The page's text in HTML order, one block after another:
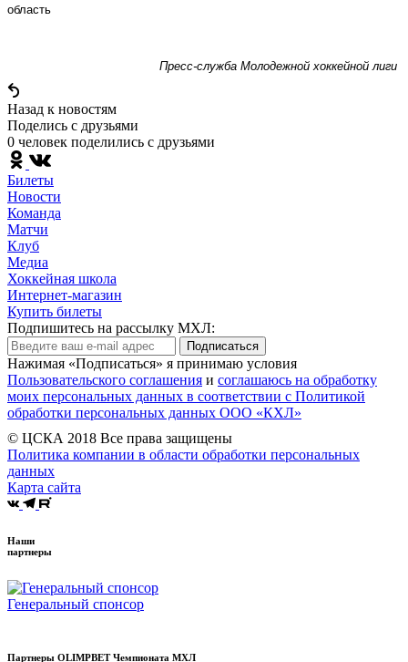
область
Пресс-служба Молодежной хоккейной лиги
Назад к новостям
Поделись c друзьями
0 человек поделились c друзьями
Билеты
Новости
Команда
Матчи
Клуб
Медиа
Хоккейная школа
Интернет-магазин
Купить билеты
Подпишитесь на рассылку МХЛ:
Подписаться
Нажимая «Подписаться» я принимаю условия
Пользовательского соглашения и соглашаюсь на обработку
моих персональных данных в соответствии с Политикой
обработки персональных данных ООО «КХЛ»
© ЦСКА 2018 Все права защищены
Политика компании в области обработки персональных
данных
Карта сайта
Наши
партнеры
Генеральный спонсор
Партнеры OLIMPBET Чемпионата МХЛ